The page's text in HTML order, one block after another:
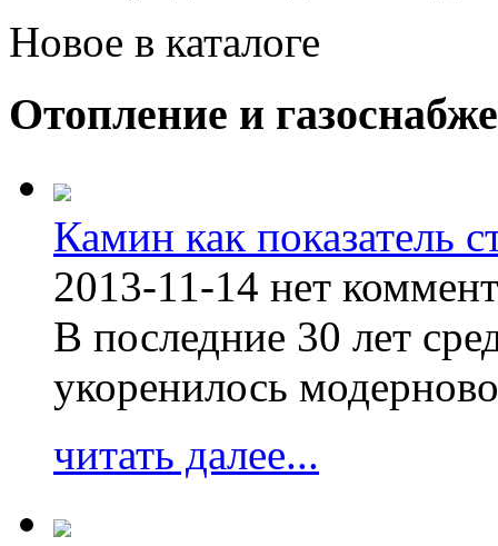
Новое в каталоге
Отопление и
Камин как показатель
2013-11-14 нет
В последние 30 лет
укоренилось
читать далее...